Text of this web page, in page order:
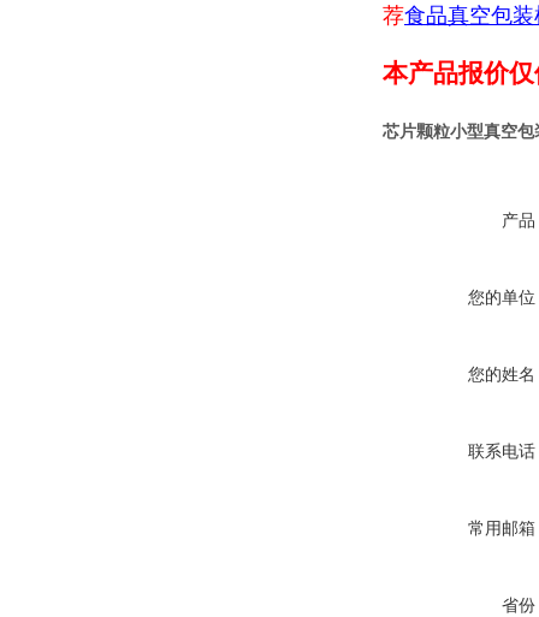
荐食品真空包装
本产品报价
芯片颗粒小型真空包
产品
您的单位
您的姓名
联系电话
常用邮箱
省份